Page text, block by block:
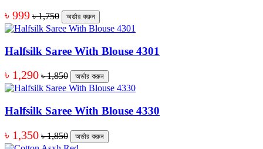
৳ 999 ৳ 1,750 অর্ডার করুন
Halfsilk Saree With Blouse 4301
৳ 1,290 ৳ 1,850 অর্ডার করুন
Halfsilk Saree With Blouse 4330
৳ 1,350 ৳ 1,850 অর্ডার করুন